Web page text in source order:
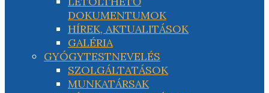
DOKUMENTUMOK
HÍREK, AKTUALITÁSOK
GALÉRIA
GYÓGYTESTNEVELÉS
SZOLGÁLTATÁSOK
MUNKATÁRSAK